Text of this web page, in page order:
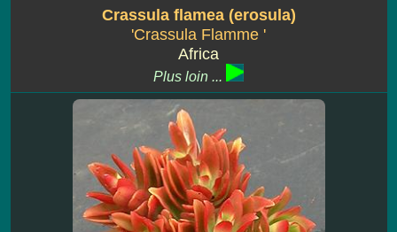
Crassula flamea (erosula)
'Crassula Flamme '
Africa
Plus loin ...